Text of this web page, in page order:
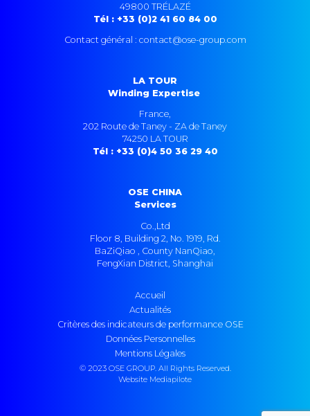
49800 TRÉLAZÉ
Tél : +33 (0)2 41 60 84 00
Contact général : contact@ose-group.com
LA TOUR
Winding Expertise
France,
202 Route de Taney - ZA de Taney
74250 LA TOUR
Tél : +33 (0)4 50 36 29 40
OSE CHINA
Services
Co.,Ltd
Floor 8, Building 2, No. 1919, Rd.
BaZiQiao , County NanQiao,
FengXian District, Shanghai
Accueil
Actualités
Critères des indicateurs de performance OSE
Données Personnelles
Mentions Légales
© 2023 OSE GROUP. All Rights Reserved.
Website Mediapilote